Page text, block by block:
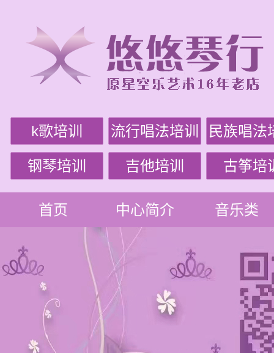
k歌培训 流行唱法培训 民族唱法
钢琴培训 吉他培训 古筝培
首页 中心简介 音乐类